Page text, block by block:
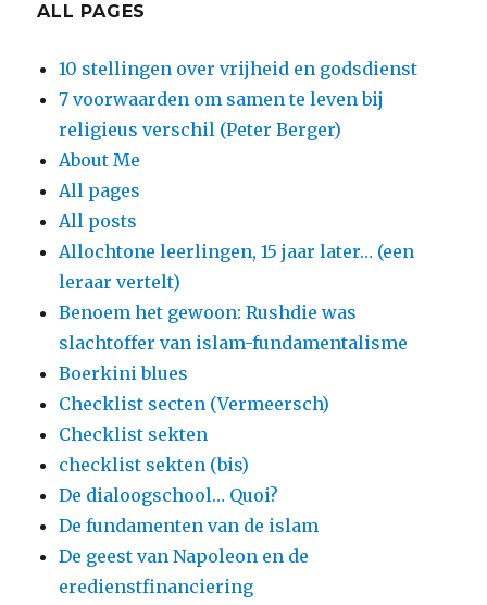
ALL PAGES
10 stellingen over vrijheid en godsdienst
7 voorwaarden om samen te leven bij
religieus verschil (Peter Berger)
About Me
All pages
All posts
Allochtone leerlingen, 15 jaar later… (een
leraar vertelt)
Benoem het gewoon: Rushdie was
slachtoffer van islam-fundamentalisme
Boerkini blues
Checklist secten (Vermeersch)
Checklist sekten
checklist sekten (bis)
De dialoogschool… Quoi?
De fundamenten van de islam
De geest van Napoleon en de
eredienstfinanciering